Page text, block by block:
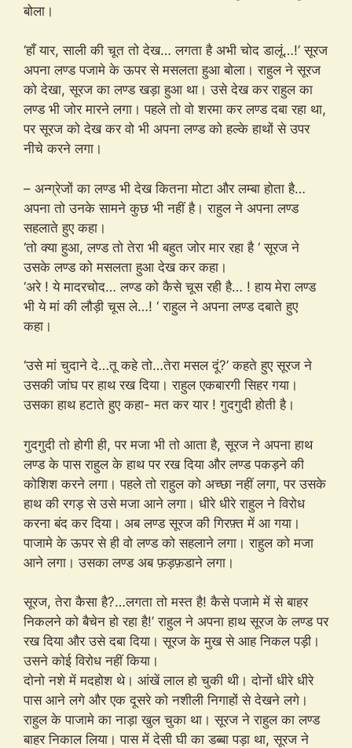
बोला।
‘हाँ यार, साली की चूत तो देख… लगता है अभी चोद डालूं…!’ सूरज
अपना लण्ड पजामे के ऊपर से मसलता हुआ बोला। राहुल ने सूरज
को देखा, सूरज का लण्ड खड़ा हुआ था। उसे देख कर राहुल का
लण्ड भी जोर मारने लगा। पहले तो वो शरमा कर लण्ड दबा रहा था,
पर सूरज को देख कर वो भी अपना लण्ड को हल्के हाथों से उपर
नीचे करने लगा।
– अन्ग्रेजों का लण्ड भी देख कितना मोटा और लम्बा होता है…
अपना तो उनके सामने कुछ भी नहीं है। राहुल ने अपना लण्ड
सहलाते हुए कहा।
‘तो क्या हुआ, लण्ड तो तेरा भी बहुत जोर मार रहा है ‘ सूरज ने
उसके लण्ड को मसलता हुआ देख कर कहा।
‘अरे ! ये मादरचोद… लण्ड को कैसे चूस रही है… ! हाय मेरा लण्ड
भी ये मां की लौड़ी चूस ले…! ‘ राहुल ने अपना लण्ड दबाते हुए
कहा।
‘उसे मां चुदाने दे…तू कहे तो…तेरा मसल दूं?’ कहते हुए सूरज ने
उसकी जांघ पर हाथ रख दिया। राहुल एकबारगी सिहर गया।
उसका हाथ हटाते हुए कहा- मत कर यार ! गुदगुदी होती है।
गुदगुदी तो होगी ही, पर मजा भी तो आता है, सूरज ने अपना हाथ
लण्ड के पास राहुल के हाथ पर रख दिया और लण्ड पकड़ने की
कोशिश करने लगा। पहले तो राहुल को अच्छा नहीं लगा, पर उसके
हाथ की रगड़ से उसे मजा आने लगा। धीरे धीरे राहुल ने विरोध
करना बंद कर दिया। अब लण्ड सूरज की गिरफ़्त में आ गया।
पाजामे के ऊपर से ही वो लण्ड को सहलाने लगा। राहुल को मजा
आने लगा। उसका लण्ड अब फ़ड़फ़डाने लगा।
सूरज, तेरा कैसा है?…लगता तो मस्त है! कैसे पजामे में से बाहर
निकलने को बैचेन हो रहा है!’ राहुल ने अपना हाथ सूरज के लण्ड पर
रख दिया और उसे दबा दिया। सूरज के मुख से आह निकल पड़ी।
उसने कोई विरोध नहीं किया।
दोनो नशे में मदहोश थे। आंखें लाल हो चुकी थी। दोनों धीरे धीरे
पास आने लगे और एक दूसरे को नशीली निगाहों से देखने लगे।
राहुल के पाजामे का नाड़ा खुल चुका था। सूरज ने राहुल का लण्ड
बाहर निकाल लिया। पास में देसी घी का डब्बा पड़ा था, सूरज ने